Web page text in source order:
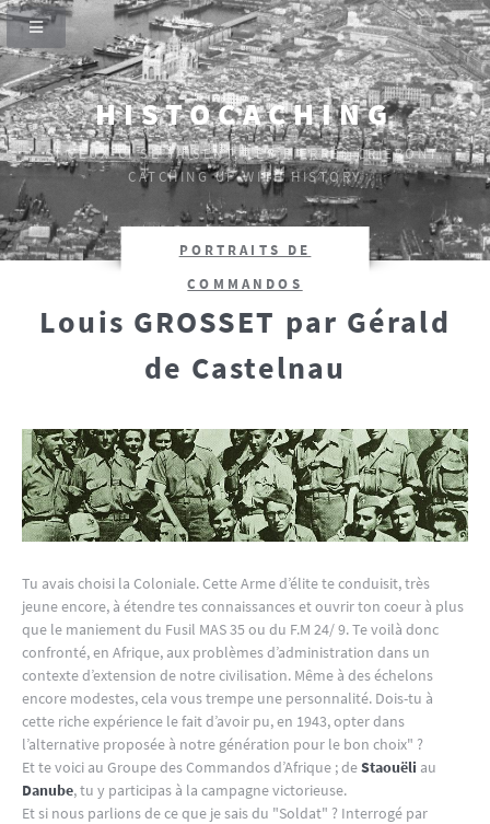
HISTOCACHING
SI CEUX-CI SE TAISENT, LES PIERRES CRIERONT.
CATCHING UP WITH HISTORY
PORTRAITS DE
COMMANDOS
Louis GROSSET par Gérald
de Castelnau
Tu avais choisi la Coloniale. Cette Arme d’élite te conduisit, très
jeune encore, à étendre tes connaissances et ouvrir ton coeur à plus
que le maniement du Fusil MAS 35 ou du F.M 24/ 9. Te voilà donc
confronté, en Afrique, aux problèmes d’administration dans un
contexte d’extension de notre civilisation. Même à des échelons
encore modestes, cela vous trempe une personnalité. Dois-tu à
cette riche expérience le fait d’avoir pu, en 1943, opter dans
l’alternative proposée à notre génération pour le bon choix" ?
Et te voici au Groupe des Commandos d’Afrique ; deStaouëli au
Danube, tu y participas à la campagne victorieuse.
Et si nous parlions de ce que je sais du "Soldat" ? Interrogé par